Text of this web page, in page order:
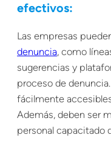
efectivos:
Las empresas
denuncia, como
sugerencias y
proceso de
fácilmente
Además, deben ser
personal capacitado